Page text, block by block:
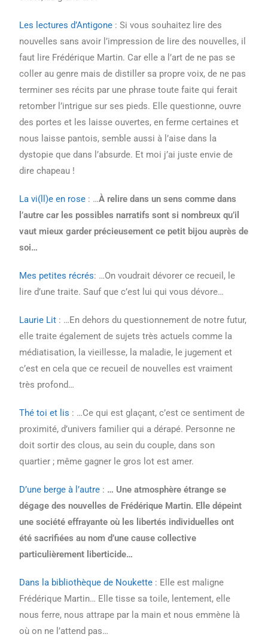
Les lectures d’Antigone : Si vous souhaitez lire des
nouvelles sans avoir l’impression de lire des nouvelles, il
faut lire Frédérique Martin. Car elle a l’art de ne pas se
coller au genre mais de distiller sa propre voix, de ne pas
terminer ses récits par une phrase toute faite qui ferait
retomber l’intrigue sur ses pieds. Elle questionne, ouvre
des portes et les laisse ouvertes, en ferme certaines et
nous laisse pantois, semble aussi à l’aise dans la
dystopie que dans l’absurde. Et moi j’ai juste envie de
dire chapeau !
La vi(ll)e en rose : …À relire dans un sens comme dans
l’autre car les possibles narratifs sont si nombreux qu’il
vaut mieux garder précieusement ce petit bijou auprès de
soi…
Mes petites récrés: …On voudrait dévorer ce recueil, le
lire d’une traite. Sauf que c’est lui qui vous dévore…
Laurie Lit : …En dehors du questionnement de notre futur,
elle traite également de sujets très actuels comme la
médiatisation, la vieillesse, la maladie, le jugement et
c’est en cela que ce recueil de nouvelles est vraiment
très profond…
Thé toi et lis : …Ce qui est glaçant, c’est ce sentiment de
proximité, d’univers familier qui a dérapé. Personne ne
doit sortir des clous, au sein du couple, dans son
quartier ; même gagner le gros lot est amer.
D’une berge à l’autre : … Une atmosphère étrange se
dégage des nouvelles de Frédérique Martin. Elle dépeint
une société effrayante où les libertés individuelles ont
été sacrifiées au nom d’une cause collective
particulièrement liberticide…
Dans la bibliothèque de Noukette : Elle est maligne
Frédérique Martin… Elle tisse sa toile, lentement, elle
nous ferre, nous attrape par la main et nous emmène là
où on ne l’attend pas…